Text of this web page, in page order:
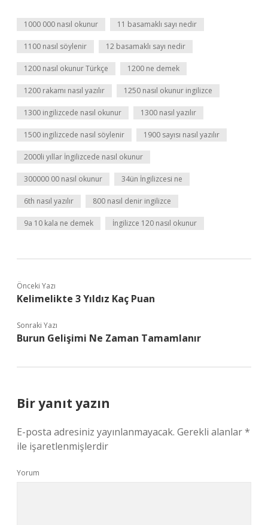
1000 000 nasıl okunur 11 basamaklı sayı nedir
1100 nasıl söylenir 12 basamaklı sayı nedir
1200 nasıl okunur Türkçe 1200 ne demek
1200 rakamı nasıl yazılır 1250 nasıl okunur ingilizce
1300 ingilizcede nasıl okunur 1300 nasıl yazılır
1500 ingilizcede nasıl söylenir 1900 sayısı nasıl yazılır
2000li yıllar İngilizcede nasıl okunur
300000 00 nasıl okunur 34ün İngilizcesi ne
6th nasıl yazılır 800 nasıl denir ingilizce
9a 10 kala ne demek İngilizce 120 nasıl okunur
Önceki Yazı
Kelimelikte 3 Yıldız Kaç Puan
Sonraki Yazı
Burun Gelişimi Ne Zaman Tamamlanır
Bir yanıt yazın
E-posta adresiniz yayınlanmayacak. Gerekli alanlar*
ile işaretlenmişlerdir
Yorum